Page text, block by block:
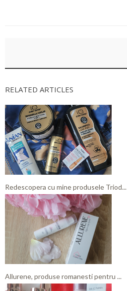
RELATED ARTICLES
Redescopera cu mine produsele Triod...
Allurene, produse romanesti pentru ...